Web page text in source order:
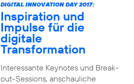
DIGITAL INNOVATION DAY 2017:
Inspiration und
Impulse für die
digitale
Transformation
Interessante Keynotes und Break-
out-Sessions, anschauliche